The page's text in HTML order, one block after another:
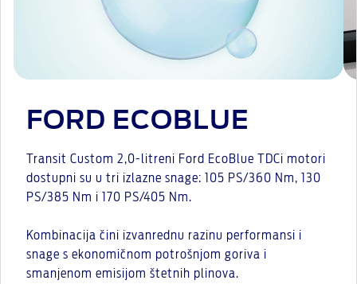
FORD ECOBLUE
Transit Custom 2,0-litreni Ford EcoBlue TDCi motori
dostupni su u tri izlazne snage: 105 PS/360 Nm, 130
PS/385 Nm i 170 PS/405 Nm.
Kombinacija čini izvanrednu razinu performansi i
snage s ekonomičnom potrošnjom goriva i
smanjenom emisijom štetnih plinova.